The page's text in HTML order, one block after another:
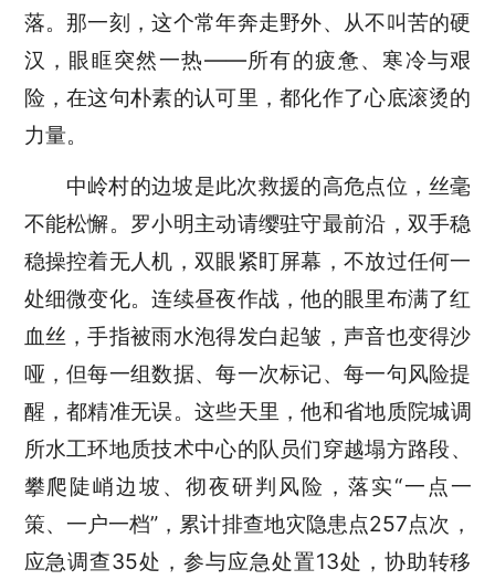
落。那一刻，这个常年奔走野外、从不叫苦的硬
汉，眼眶突然一热——所有的疲惫、寒冷与艰
险，在这句朴素的认可里，都化作了心底滚烫的
力量。
中岭村的边坡是此次救援的高危点位，丝毫
不能松懈。罗小明主动请缨驻守最前沿，双手稳
稳操控着无人机，双眼紧盯屏幕，不放过任何一
处细微变化。连续昼夜作战，他的眼里布满了红
血丝，手指被雨水泡得发白起皱，声音也变得沙
哑，但每一组数据、每一次标记、每一句风险提
醒，都精准无误。这些天里，他和省地质院城调
所水工环地质技术中心的队员们穿越塌方路段、
攀爬陡峭边坡、彻夜研判风险，落实“一点一
策、一户一档”，累计排查地灾隐患点257点次，
应急调查35处，参与应急处置13处，协助转移